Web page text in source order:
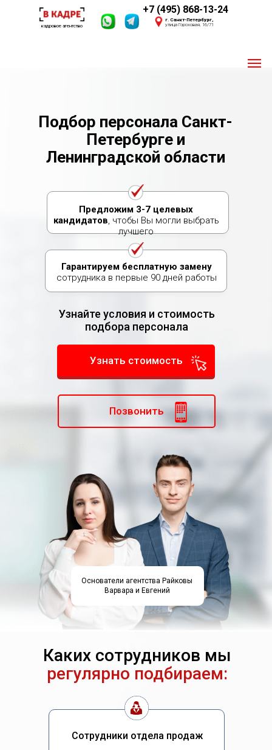
кадровое агентство
Своя база из 2,4 млн. соискателей
Опыт 2016 года
+7 (495) 868-13-24
г. Санкт-Петербург,
улица Гороховая, 16/71
Подбор персонала Санкт-
Петербурге и
Ленинградской области
Предложим 3-7 целевых
кандидатов, чтобы Вы могли выбрать
лучшего
Узнайте условия и стоимость
подбора персонала
Узнать стоимость
Гарантируем бесплатную замену
сотрудника в первые 90 дней работы
Основатели агентства Райковы
Варвара и Евгений
Позвонить
Каких сотрудников мы
регулярно подбираем:
Сотрудники отдела продаж